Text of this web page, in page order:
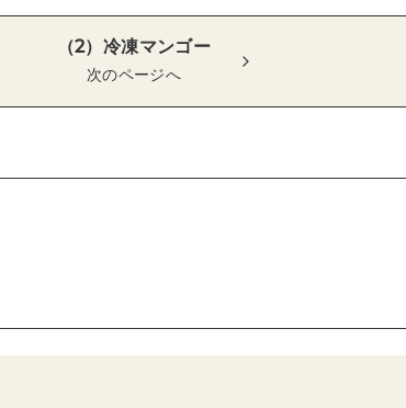
（2）冷凍マンゴー
次のページへ